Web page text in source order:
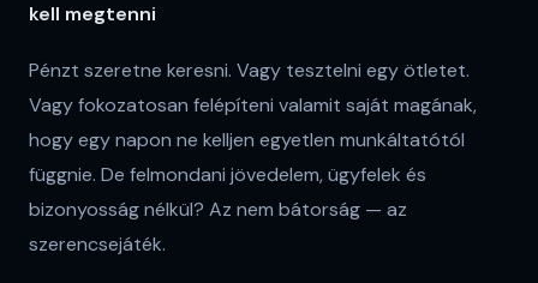
kell megtenni
Pénzt szeretne keresni. Vagy tesztelni egy ötletet.
Vagy fokozatosan felépíteni valamit saját magának,
hogy egy napon ne kelljen egyetlen munkáltatótól
függnie. De felmondani jövedelem, ügyfelek és
bizonyosság nélkül? Az nem bátorság — az
szerencsejáték.